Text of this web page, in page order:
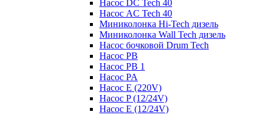
Насос DC Tech 40
Насос AC Tech 40
Миниколонка Hi-Tech дизель
Миниколонка Wall Tech дизель
Насос бочковой Drum Tech
Насос PB
Насос PB 1
Насос PA
Насос E (220V)
Насос P (12/24V)
Насос E (12/24V)